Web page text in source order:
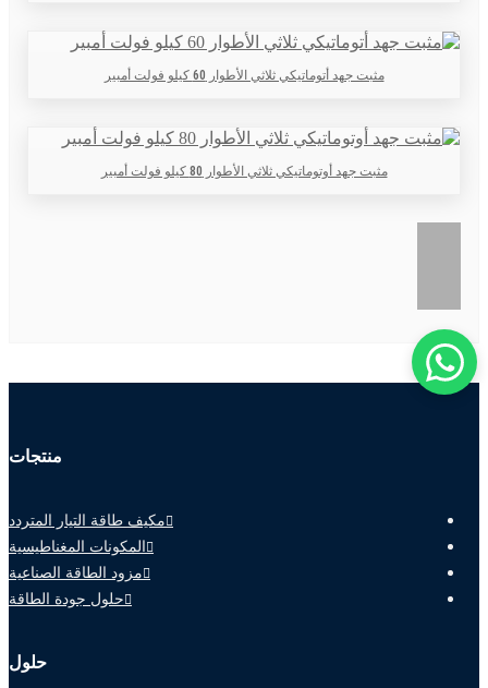
مثبت جهد أتوماتيكي ثلاثي الأطوار 60 كيلو فولت أمبير
مثبت جهد أوتوماتيكي ثلاثي الأطوار 80 كيلو فولت أمبير
منتجات
مكيف طاقة التيار المتردد
المكونات المغناطيسية
مزود الطاقة الصناعية
حلول جودة الطاقة
حلول